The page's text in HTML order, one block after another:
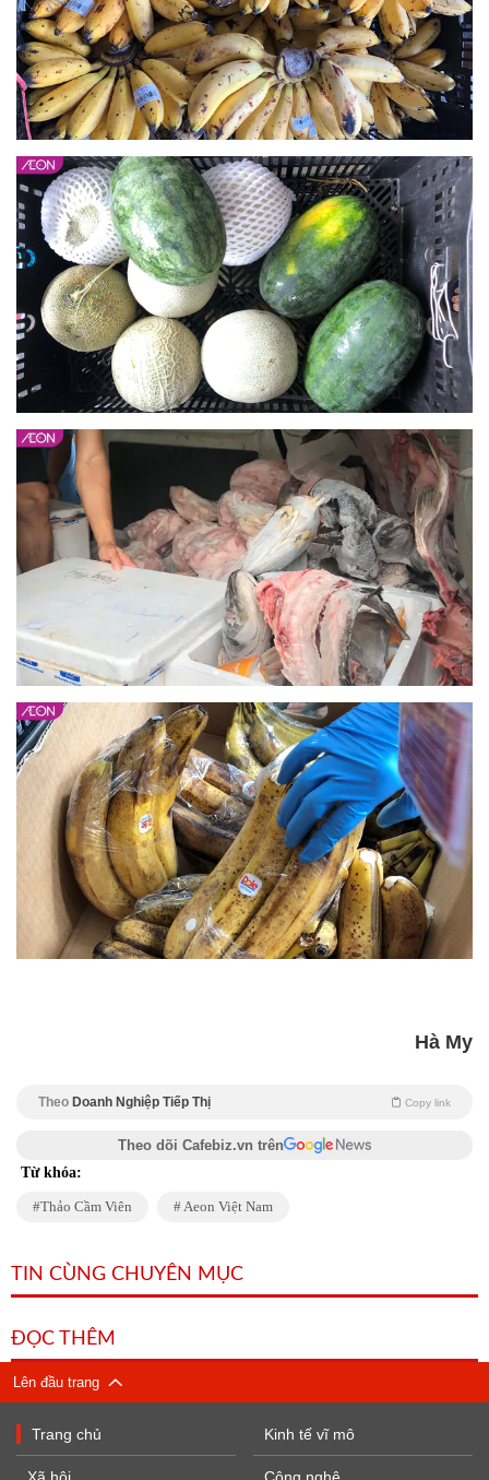
Hà My
Theo Doanh Nghiệp Tiếp Thị Copy link
Theo dõi Cafebiz.vn trên
Từ khóa:
Thảo Cầm Viên Aeon Việt Nam
TIN CÙNG CHUYÊN MỤC
ĐỌC THÊM
Lên đầu trang
Trang chủ Kinh tế vĩ mô